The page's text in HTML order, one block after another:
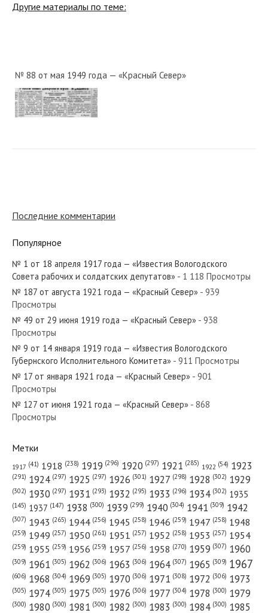
Другие материалы по теме:
№ 88 от мая 1949 года — «Красный Север»
№ 230 от октября 1921 года — «Красный Север»
№ 51 от марта 1930 года — «Красный Север»
№ 234 от 27 октября 1918 года — «Известия Вологодского
Губернского Исполнительного Комитета»...
№ 278 от декабря 1924 года — «Красный Север»
№ 201 от сентября 1920 года — «Красный Север»
Последние комментарии
Популярное
№ 1 от 18 апреля 1917 года — «Известия Вологодского
Совета рабочих и солдатских депутатов» - 1 118 Просмотры
№ 187 от августа 1921 года — «Красный Север» - 939
Просмотры
№ 49 от 29 июня 1919 года — «Красный Север» - 938
Просмотры
№ 9 от 14 января 1919 года — «Известия Вологодского
Губернского Исполнительного Комитета» - 911 Просмотры
№ 17 от января 1921 года — «Красный Север» - 901
Просмотры
№ 127 от июня 1921 года — «Красный Север» - 868
Просмотры
Метки
1917 (41) 1918 (238) 1919 (296) 1920 (297) 1921 (285) 1922 (54) 1923
(291) 1924 (297) 1925 (297) 1926 (301) 1927 (298) 1928 (302) 1929
(302) 1930 (297) 1931 (293) 1932 (295) 1933 (296) 1934 (302) 1935
(145) 1937 (147) 1938 (300) 1939 (299) 1940 (304) 1941 (309) 1942
(307) 1943 (265) 1944 (256) 1945 (258) 1946 (259) 1947 (258) 1948
(259) 1949 (257) 1950 (261) 1951 (257) 1952 (258) 1953 (257) 1954
(259) 1955 (259) 1956 (259) 1957 (256) 1958 (270) 1959 (307) 1960
(309) 1961 (305) 1962 (306) 1963 (306) 1964 (307) 1965 (309) 1967
(606) 1968 (304) 1969 (305) 1970 (306) 1971 (308) 1972 (306) 1973
(305) 1974 (305) 1975 (305) 1976 (306) 1977 (304) 1978 (300) 1979
(300) 1980 (300) 1981 (300) 1982 (300) 1983 (300) 1984 (300) 1985